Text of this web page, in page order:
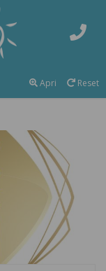
Reset
Apri